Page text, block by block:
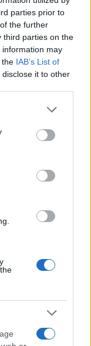
parties prior to
the further
third parties on the
information may
the IAB’s List of
it to other
or more Google
You may click to
party tags to
in below Google